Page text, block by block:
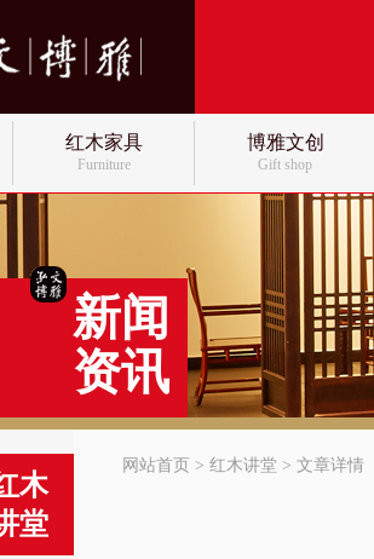
红木家具
Furniture
博雅文创
Gift shop
新闻
资讯
木
堂
网站首页 > 红木讲堂 > 文章详情